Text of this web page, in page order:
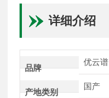
详细介绍
品牌
优云谱
产地类别
国产